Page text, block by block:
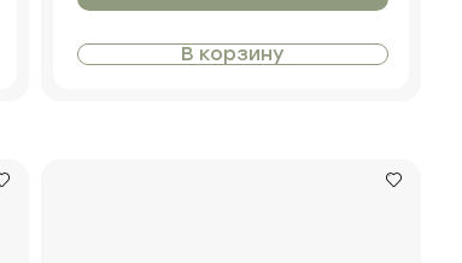
В корзину